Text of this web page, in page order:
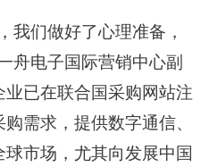
们做好了心理准备，
舟电子国际营销中心副
已在联合国采购网站注
需求，提供数字通信、
市场，尤其向发展中国